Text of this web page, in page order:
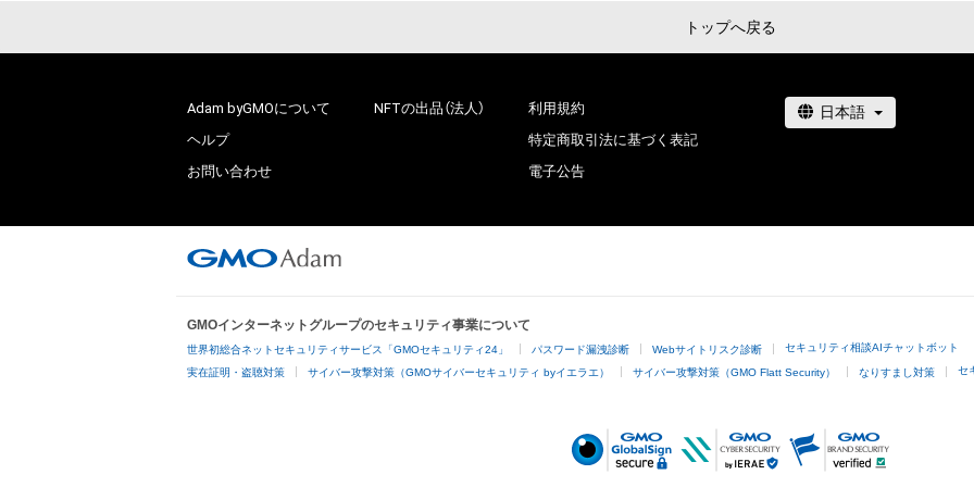
トップへ戻る
Adam byGMOについて
ヘルプ
お問い合わせ
NFTの出品（法人）
利用規約
特定商取引法に基づく表記
電子公告
GMOインターネットグループのセキュリティ事業について
世界初総合ネットセキュリティサービス「GMOセキュリティ24」 パスワード漏洩診断 Webサイトリスク診断 セキュリティ相談AIチャットボット
実在証明・盗聴対策 サイバー攻撃対策（GMOサイバーセキュリティ byイエラエ） サイバー攻撃対策（GMO Flatt Security） なりすまし対策 セ